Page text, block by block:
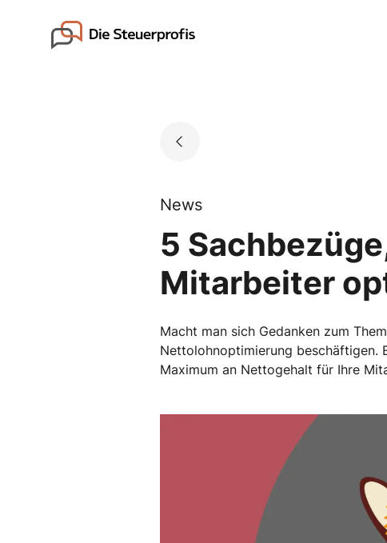
Go to landing page.
News
5
Mitarbeiter
Macht man sich Gedanken zum
Nettolohnoptimierung beschäftigen.
Maximum an Nettogehalt für Ihre